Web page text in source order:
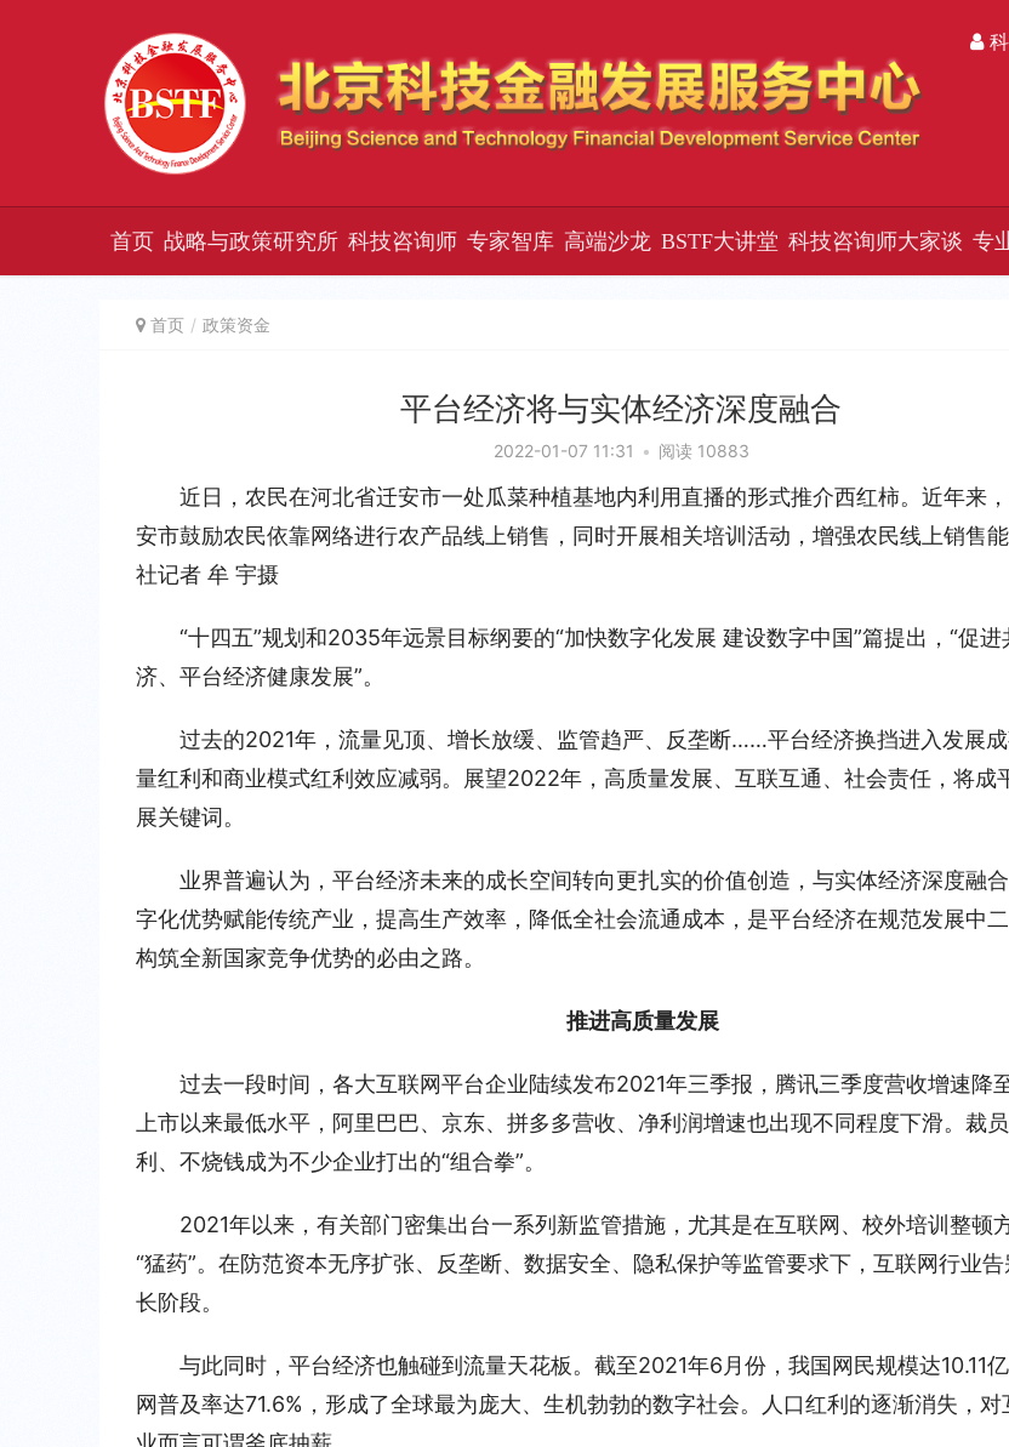
科
首页 战略与政策研究所 科技咨询师 专家智库 高端沙龙 BSTF大讲堂 科技咨询师大家谈 专
首页 政策资金
平台经济将与实体经济深度融合
2022-01-07 11:31 • 阅读 10883
近日，农民在河北省迁安市一处瓜菜种植基地内利用直播的形式推介西红柿。近年来
安市鼓励农民依靠网络进行农产品线上销售，同时开展相关培训活动，增强农民线上销售
社记者 牟 宇摄
“十四五”规划和2035年远景目标纲要的“加快数字化发展 建设数字中国”篇提出，“促进
济、平台经济健康发展”。
过去的2021年，流量见顶、增长放缓、监管趋严、反垄断……平台经济换挡进入发展
量红利和商业模式红利效应减弱。展望2022年，高质量发展、互联互通、社会责任，将成
展关键词。
业界普遍认为，平台经济未来的成长空间转向更扎实的价值创造，与实体经济深度融
字化优势赋能传统产业，提高生产效率，降低全社会流通成本，是平台经济在规范发展中二
构筑全新国家竞争优势的必由之路。
推进高质量发展
过去一段时间，各大互联网平台企业陆续发布2021年三季报，腾讯三季度营收增速降
上市以来最低水平，阿里巴巴、京东、拼多多营收、净利润增速也出现不同程度下滑。裁
利、不烧钱成为不少企业打出的“组合拳”。
2021年以来，有关部门密集出台一系列新监管措施，尤其是在互联网、校外培训整顿
“猛药”。在防范资本无序扩张、反垄断、数据安全、隐私保护等监管要求下，互联网行业告
长阶段。
与此同时，平台经济也触碰到流量天花板。截至2021年6月份，我国网民规模达10.11
网普及率达71.6%，形成了全球最为庞大、生机勃勃的数字社会。人口红利的逐渐消失，对